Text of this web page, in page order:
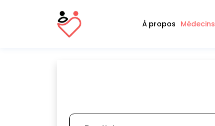
À propos Médecins